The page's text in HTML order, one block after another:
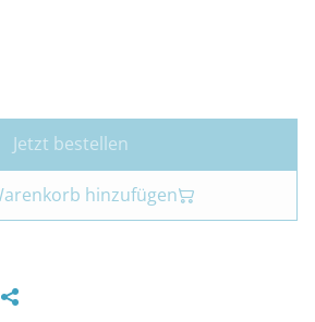
Jetzt bestellen
hinzufügen